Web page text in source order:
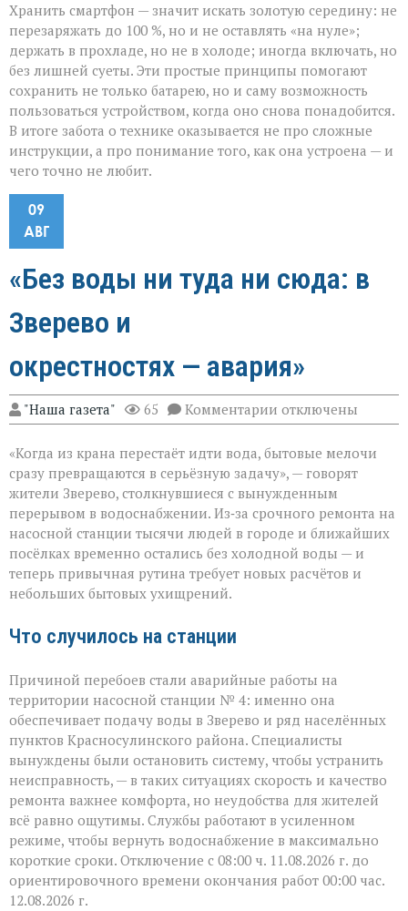
Хранить смартфон — значит искать золотую середину: не
перезаряжать до 100 %, но и не оставлять «на нуле»;
держать в прохладе, но не в холоде; иногда включать, но
без лишней суеты. Эти простые принципы помогают
сохранить не только батарею, но и саму возможность
пользоваться устройством, когда оно снова понадобится.
В итоге забота о технике оказывается не про сложные
инструкции, а про понимание того, как она устроена — и
чего точно не любит.
09
АВГ
«Без воды ни туда ни сюда: в
Зверево и
окрестностях — авария»
"Наша газета" 65 Комментарии к
записи
воды
ни
туда
ни
сюда:
в
Зверево
и
окрестностях —
отключены
«Когда из крана перестаёт идти вода, бытовые мелочи
сразу превращаются в серьёзную задачу», — говорят
жители Зверево, столкнувшиеся с вынужденным
перерывом в водоснабжении. Из‑за срочного ремонта на
насосной станции тысячи людей в городе и ближайших
посёлках временно остались без холодной воды — и
теперь привычная рутина требует новых расчётов и
небольших бытовых ухищрений.
Что случилось на станции
Причиной перебоев стали аварийные работы на
территории насосной станции № 4: именно она
обеспечивает подачу воды в Зверево и ряд населённых
пунктов Красносулинского района. Специалисты
вынуждены были остановить систему, чтобы устранить
неисправность, — в таких ситуациях скорость и качество
ремонта важнее комфорта, но неудобства для жителей
всё равно ощутимы. Службы работают в усиленном
режиме, чтобы вернуть водоснабжение в максимально
короткие сроки. Отключение с 08:00 ч. 11.08.2026 г. до
ориентировочного времени окончания работ 00:00 час.
12.08.2026 г.